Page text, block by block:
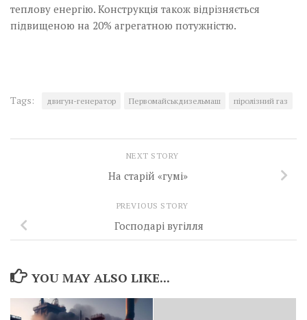
теплову енергію. Конструкція також відрізняється
підвищеною на 20% агрегатною потужністю.
Tags: двигун-генератор Первомайськдизельмаш піролізний газ
NEXT STORY
На старій «гумі»
PREVIOUS STORY
Господарі вугілля
YOU MAY ALSO LIKE...